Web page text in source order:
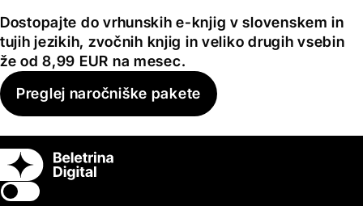
Dostopajte do vrhunskih e-knjig v slovenskem in
tujih jezikih, zvočnih knjig in veliko drugih vsebin
že od 8,99 EUR na mesec.
Preglej naročniške pakete
Switch theme